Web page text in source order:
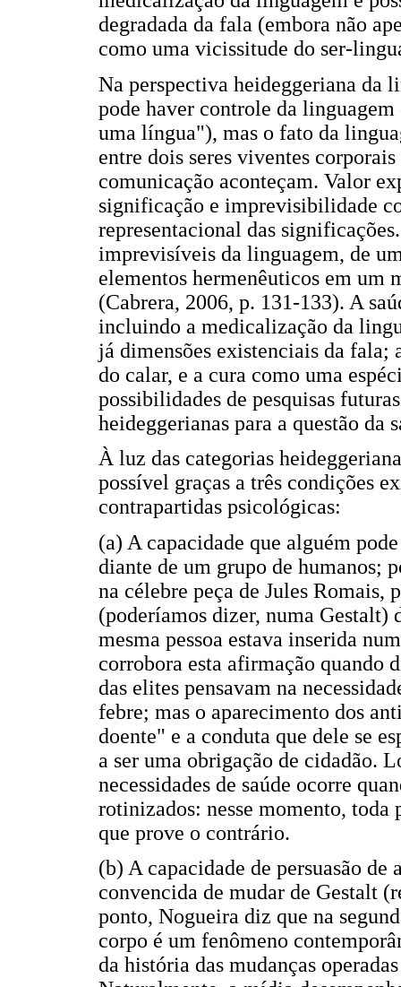
degradada da fala (embora não
como uma vicissitude do ser-
Na perspectiva heideggeriana da
pode haver controle da
uma língua"), mas o fato da
entre dois seres viventes
comunicação aconteçam. Valor
significação e imprevisibilidade
representacional das
imprevisíveis da linguagem, de
elementos hermenêuticos em um
(Cabrera, 2006, p. 131-133). A
incluindo a medicalização da
já dimensões existenciais da fala;
do calar, e a cura como uma
possibilidades de pesquisas
heideggerianas para a questão da
À luz das categorias
possível graças a três condições
contrapartidas psicológicas:
(a) A capacidade que alguém
diante de um grupo de humanos;
na célebre peça de Jules Romais,
(poderíamos dizer, numa Gestalt)
mesma pessoa estava inserida
corrobora esta afirmação quando
das elites pensavam na
febre; mas o aparecimento dos
doente" e a conduta que dele se
a ser uma obrigação de cidadão.
necessidades de saúde ocorre
rotinizados: nesse momento, toda
que prove o contrário.
(b) A capacidade de persuasão de
convencida de mudar de Gestalt
ponto, Nogueira diz que na
corpo é um fenômeno
da história das mudanças